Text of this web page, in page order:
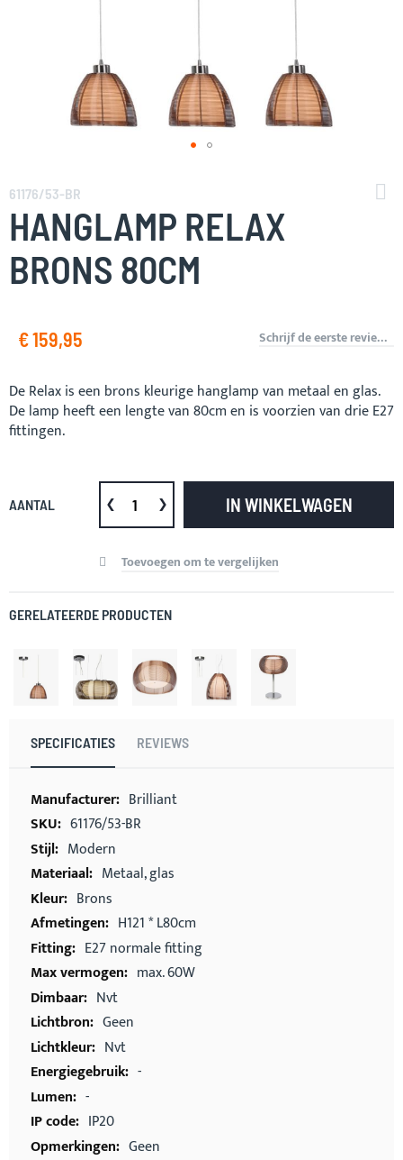
naar
het
begin
van
de
afbeeldingen-
61176/53-BR
HANGLAMP RELAX
BRONS 80CM
€ 159,95 Schrijf de eerste review over dit product
De Relax is een brons kleurige hanglamp van metaal en glas.
De lamp heeft een lengte van 80cm en is voorzien van drie E27
fittingen.
AANTAL IN WINKELWAGEN
Toevoegen om te vergelijken
GERELATEERDE PRODUCTEN
SPECIFICATIES REVIEWS
Meer
informatie
Brilliant
61176/53-BR
Modern
Metaal, glas
Brons
H121 * L80cm
E27 normale fitting
max. 60W
Nvt
Geen
Nvt
-
-
IP20
Geen